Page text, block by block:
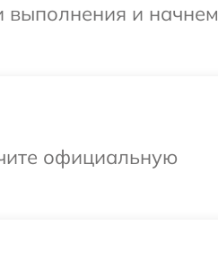
выполнения и начнем
официальную